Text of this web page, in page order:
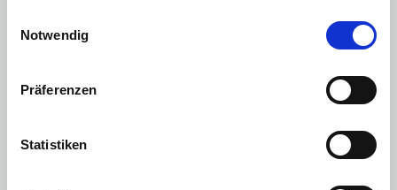
Cookies, wenn Sie unsere Webseite weiterhin nutzen.
Notwendig
Präferenzen
Statistiken
Qi: Induktives Laden (für kompatible Smartphones)
Mazda Navigationssystem